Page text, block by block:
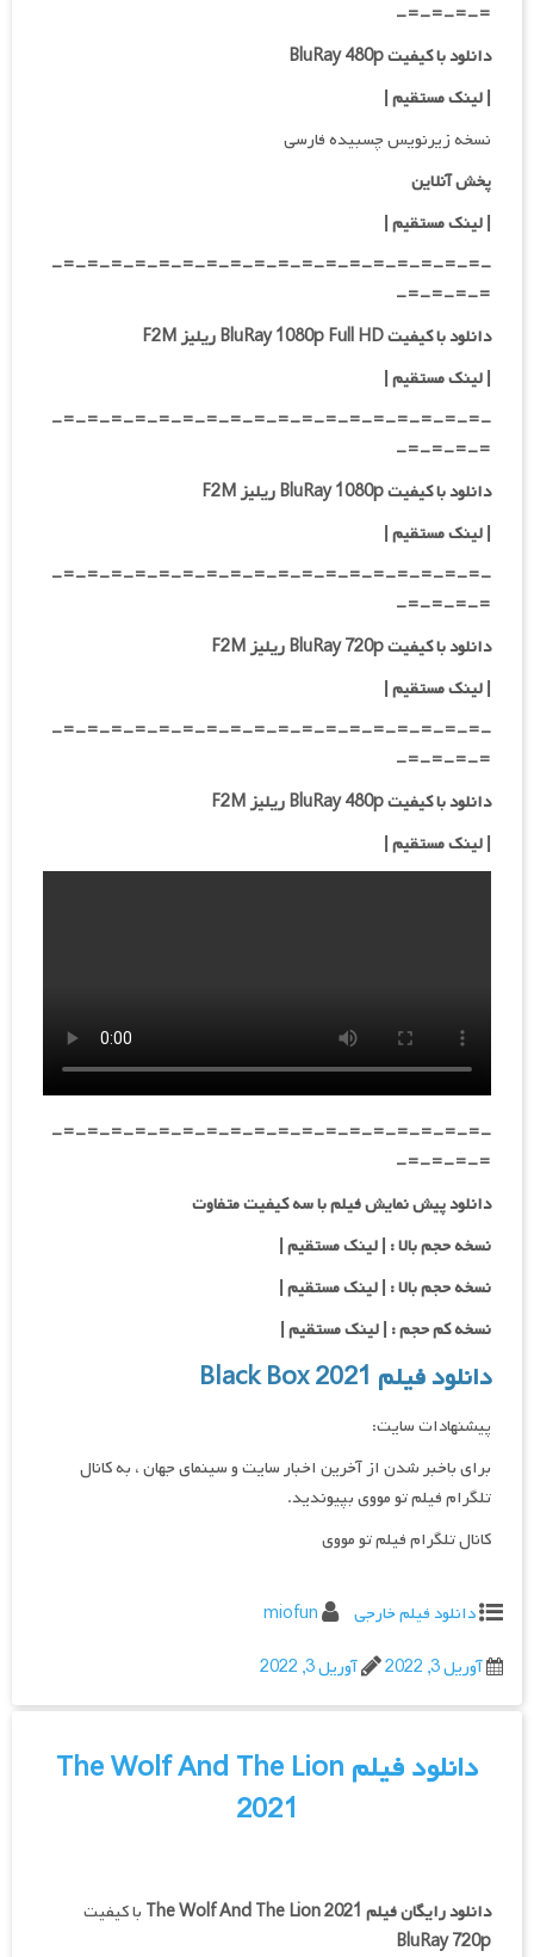
=-=-=-=-
دانلود با کیفیت BluRay 480p
| لینک مستقیم |
نسخه زیرنویس چسبیده فارسی
پخش آنلاین
| لینک مستقیم|
-=-=-=-=-=-=-=-=-=-=-=-=-=-=-=-=-=-=-
=-=-=-=-
دانلود با کیفیت BluRay 1080p Full HD ریلیز F2M
|لینک مستقیم|
-=-=-=-=-=-=-=-=-=-=-=-=-=-=-=-=-=-=-
=-=-=-=-
دانلود با کیفیت BluRay 1080p ریلیز F2M
|لینک مستقیم|
-=-=-=-=-=-=-=-=-=-=-=-=-=-=-=-=-=-=-
=-=-=-=-
دانلود با کیفیت BluRay 720p ریلیز F2M
| لینک مستقیم|
-=-=-=-=-=-=-=-=-=-=-=-=-=-=-=-=-=-=-
=-=-=-=-
دانلود با کیفیت BluRay 480p ریلیز F2M
| لینک مستقیم|
-=-=-=-=-=-=-=-=-=-=-=-=-=-=-=-=-=-=-
=-=-=-=-
دانلود پیش نمایش فیلم با سه کیفیت متفاوت
نسخه حجم بالا : | لینک مستقیم |
نسخه حجم بالا : | لینک مستقیم |
نسخه کم حجم : | لینک مستقیم |
دانلود فیلم Black Box 2021
پیشنهادات سایت:
برای باخبر شدن از آخرین اخبار سایت و سینمای جهان ، به کانال
تلگرام فیلم تو مووی بپیوندید.
کانال تلگرام فیلم تو مووی
دانلود فیلم خارجی
miofun
آوریل 3, 2022
آوریل 3, 2022
دانلود فیلم The Wolf And The Lion
2021
دانلود رایگان فیلم The Wolf And The Lion 2021 با کیفیت
BluRay 720p